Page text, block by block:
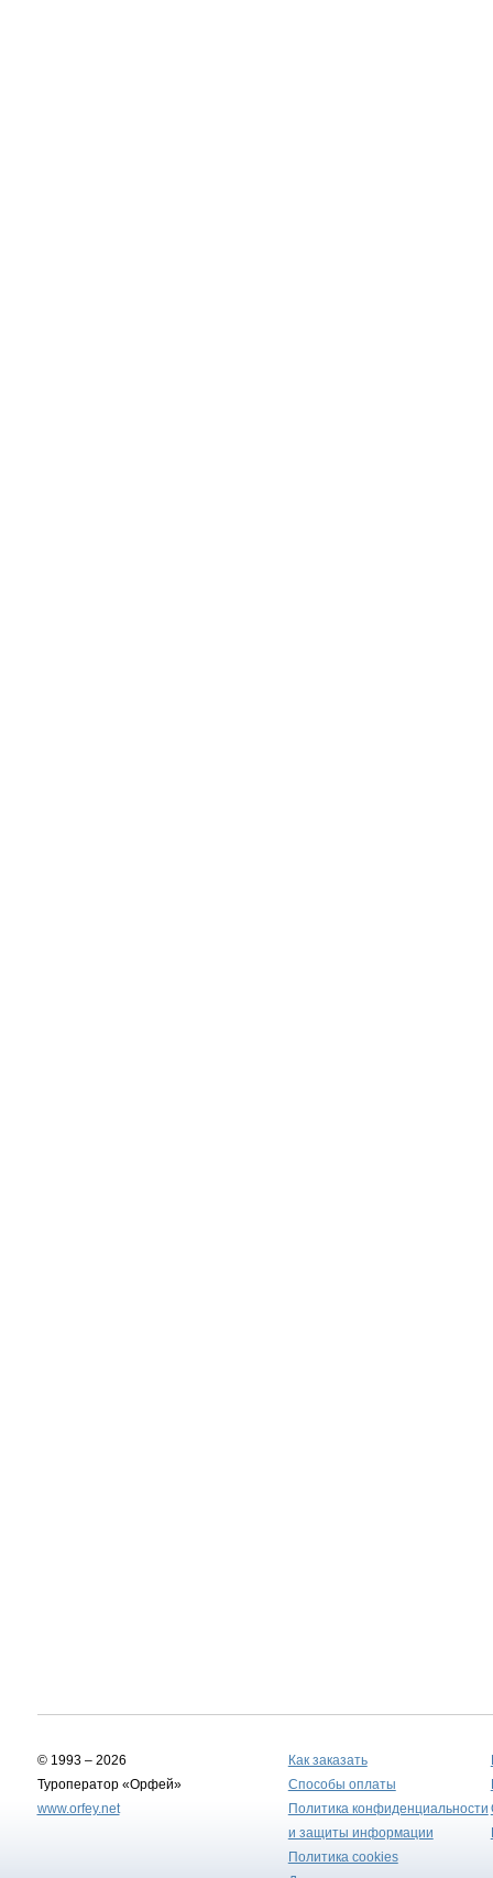
© 1993 – 2026
Туроператор «Орфей»
www.orfey.net
Как заказать
Способы оплаты
Политика конфиденциальности
и защиты информации
Политика cookies